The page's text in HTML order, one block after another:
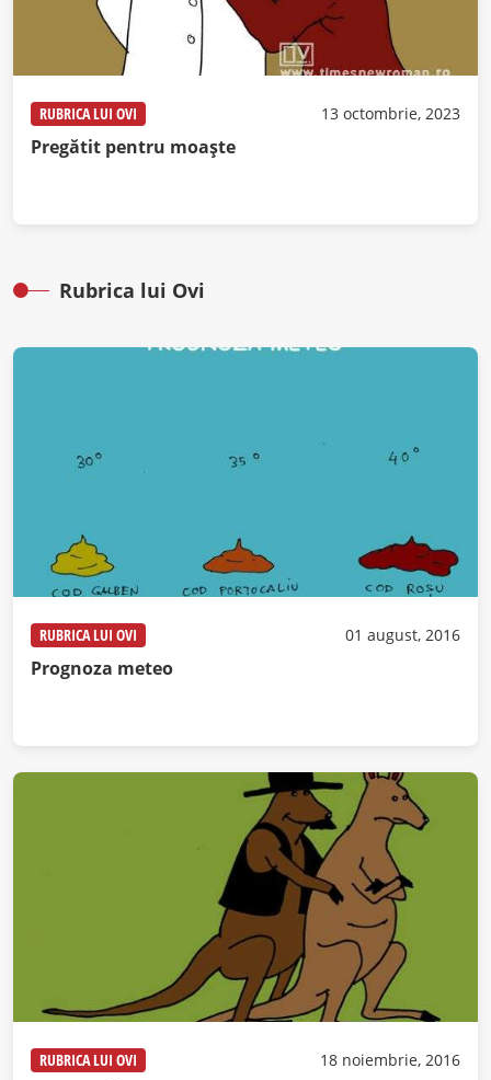
RUBRICA LUI OVI 13 octombrie, 2023
Pregătit pentru moaște
Rubrica lui Ovi
RUBRICA LUI OVI 01 august, 2016
Prognoza meteo
RUBRICA LUI OVI 18 noiembrie, 2016